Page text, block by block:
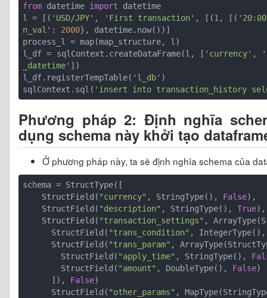
from datetime import datetime
l = [( 'USD/JPY' , 'First transaction' , [(1 , [(
n_val' : 2000}, datetime.now())]
process_l = map(map_structure, l)
l_df = sqlContext.createDataFrame(l, [ 'currency' ,
_datetime' ])
l_df.registerTempTable( 'l_db' )
sqlContext.sql( 'insert into transaction_history
Phương pháp 2: Định nghĩa
dụng schema này khởi tạo
Ở phương pháp này, ta sẽ định nghĩa schema của
schema = StructType([
    StructField(
"currency" , StringType(), False),
    StructField(
"description" , StringType(), True),
    StructField(
"transaction_settings" ,
      StructField(
"trans_condition" ,
      StructField(
"trans_param" ,
        StructField(
"apply_time" , StringType(),
        StructField(
"amount" , DoubleType(), False)
      ]),
False)
      StructField(
"other_params" ,